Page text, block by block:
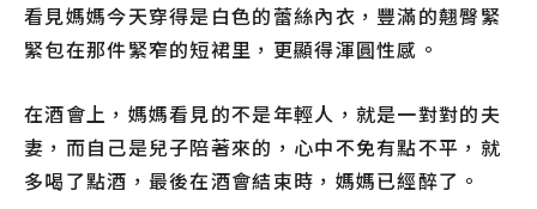
看見媽媽今天穿得是白色的蕾絲內衣，豐滿的翹臀緊
緊包在那件緊窄的短裙里，更顯得渾圓性感。
在酒會上，媽媽看見的不是年輕人，就是一對對的夫
妻，而自己是兒子陪著來的，心中不免有點不平，就
多喝了點酒，最後在酒會結束時，媽媽已經醉了。